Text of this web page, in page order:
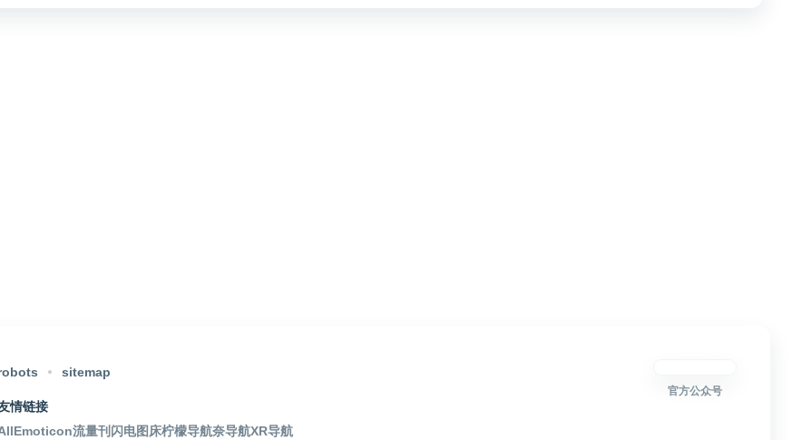
sitemap
情链接
流量刊 闪电图床柠檬导航奈导航XR导航
官方公众号